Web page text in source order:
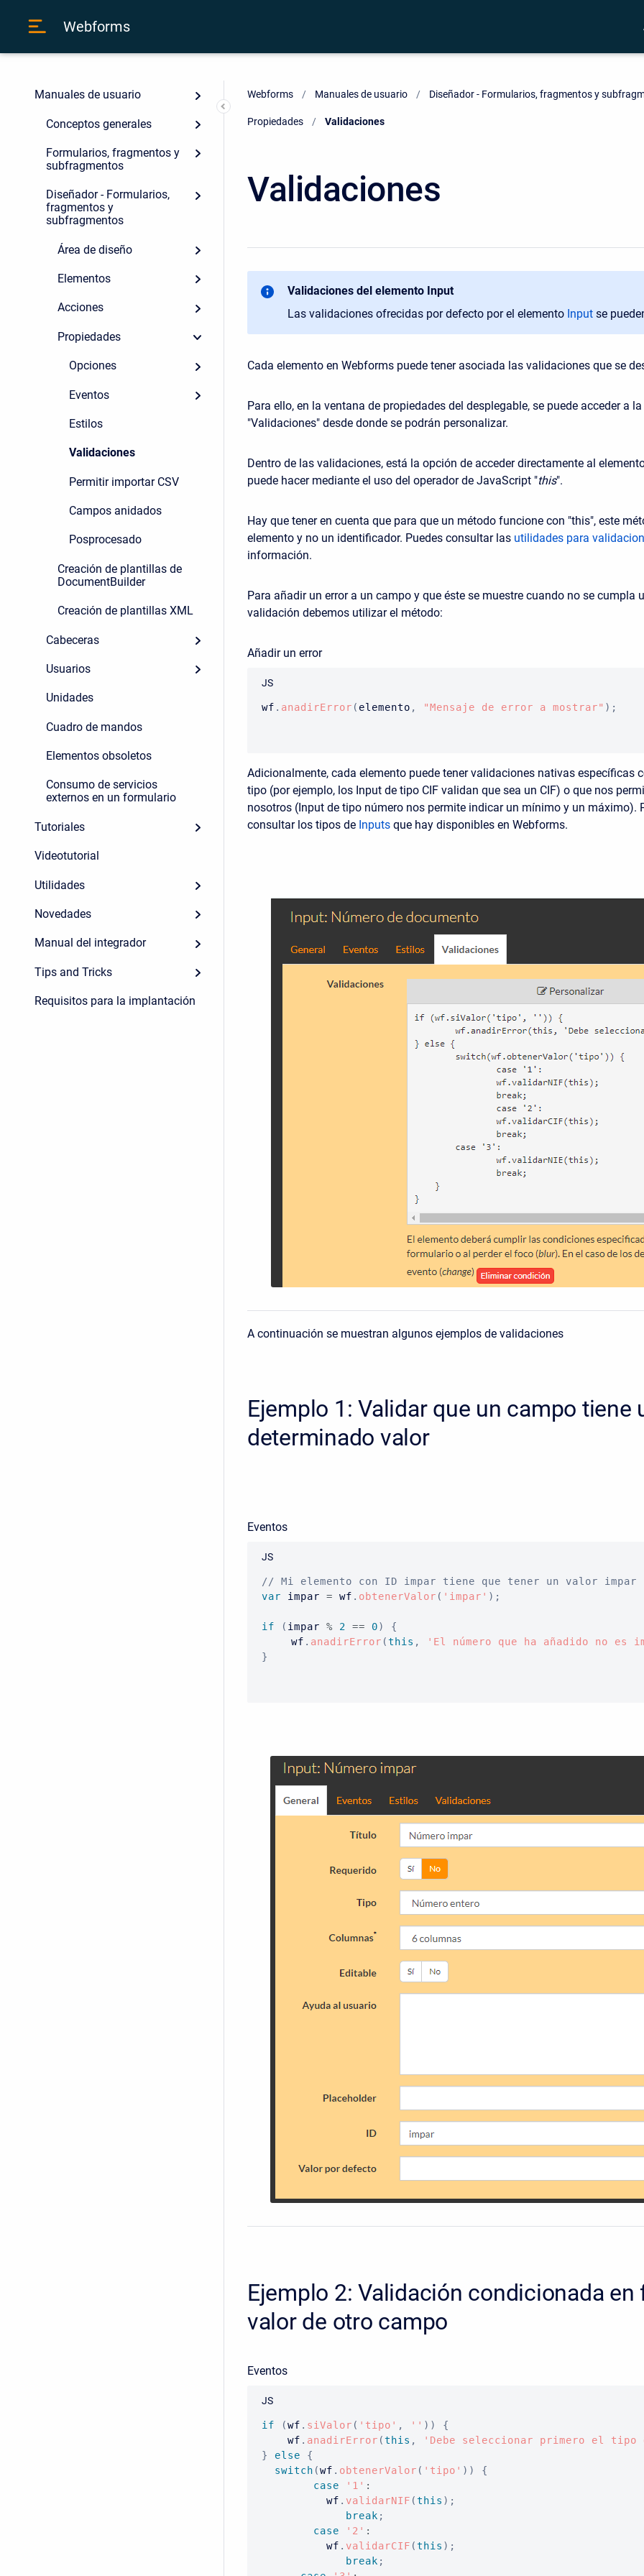
Webforms
Manuales de usuario
Conceptos generales
Formularios, fragmentos y
subfragmentos
Diseñador - Formularios,
fragmentos y
subfragmentos
Área de diseño
Elementos
Acciones
Propiedades
Opciones
Eventos
Estilos
Validaciones
Permitir importar CSV
Campos anidados
Posprocesado
Creación de plantillas de
DocumentBuilder
Creación de plantillas XML
Cabeceras
Usuarios
Unidades
Cuadro de mandos
Elementos obsoletos
Consumo de servicios
externos en un formulario
Tutoriales
Videotutorial
Utilidades
Novedades
Manual del integrador
Tips and Tricks
Requisitos para la implantación
Webforms Manuales de usuario Diseñador - Formularios, fragmentos y
Propiedades Current:
Validaciones
Validaciones
Validaciones del elemento Input
Las validaciones ofrecidas por defecto por el elemento Input se
Cada elemento en Webforms puede tener asociada las validaciones que se
Para ello, en la ventana de propiedades del desplegable, se puede acceder a
"Validaciones" desde donde se podrán personalizar.
Dentro de las validaciones, está la opción de acceder directamente al
puede hacer mediante el uso del operador de JavaScript "this".
Hay que tener en cuenta que para que un método funcione con "this", este
elemento y no un identificador. Puedes consultar las utilidades para
información.
Para añadir un error a un campo y que éste se muestre cuando no se cumpla
validación debemos utilizar el método:
Añadir un error
wf . anadirError ( elemento , "Mensaje de error a mostrar" ) ;
JS
Adicionalmente, cada elemento puede tener validaciones nativas específicas
tipo (por ejemplo, los Input de tipo CIF validan que sea un CIF) o que nos
nosotros (Input de tipo número nos permite indicar un mínimo y un máximo).
consultar los tipos de Inputs que hay disponibles en Webforms.
A continuación se muestran algunos ejemplos de validaciones
Ejemplo 1: Validar que un campo tiene
determinado valor
Eventos
// Mi elemento con ID impar tiene que tener un valor impar
var impar = wf . obtenerValor ( 'impar' ) ;
if ( impar % 2 == 0)
{
wf . anadirError (this , 'El número que ha añadido no es
}
JS
Ejemplo 2: Validación condicionada en
valor de otro campo
Eventos
if (wf . siValor ( 'tipo' , '' ) )
{
    wf
. anadirError (this , 'Debe seleccionar primero el tipo
}
else
{
switch (wf . obtenerValor ( 'tipo' ) )
{
case
'1' :
          wf
. validarNIF (this ) ;
break ;
case
'2' :
          wf
. validarCIF (this ) ;
break ;
JS